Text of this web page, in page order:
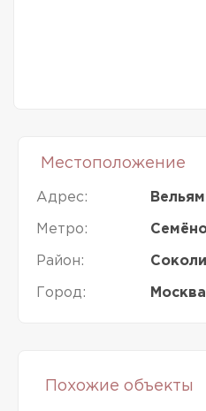
Местоположение
Адрес:
Метро:
Район:
Город:
Похожие объекты